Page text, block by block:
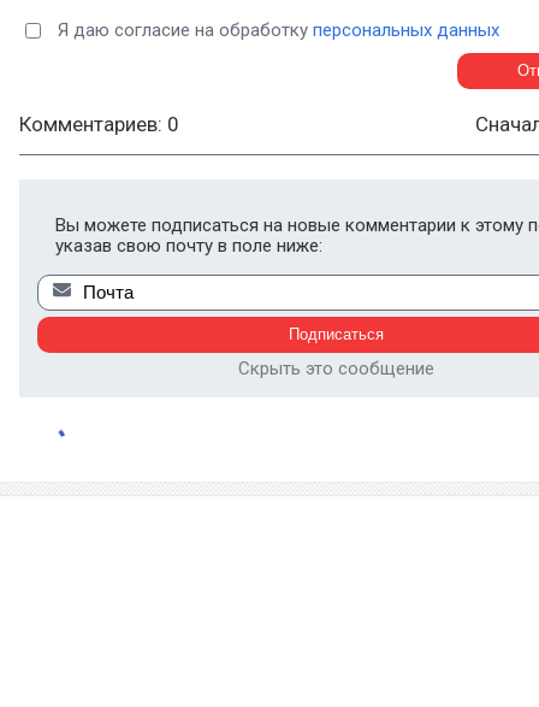
Я даю согласие на обработку персональных данных
Комментариев: 0
Вы можете подписаться на новые комментарии к этому
указав свою почту в поле ниже:
Скрыть это сообщение